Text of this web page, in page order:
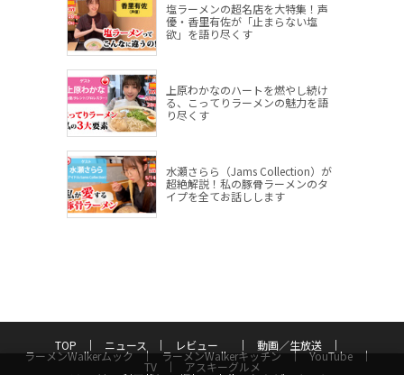
塩ラーメンの超名店を大特集！声
優・香里有佐が「止まらない塩
欲」を語り尽くす
上原わかなのハートを燃やし続け
る、こってりラーメンの魅力を語
り尽くす
水瀬さらら（Jams Collection）が
超絶解説！私の豚骨ラーメンのタ
イプを全てお話しします
TOP ニュース レビュー 動画／生放送
ラーメンWalkerムック ラーメンWalkerキッチン YouTube
TV アスキーグルメ